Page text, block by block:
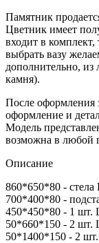
Памятник
Цветник имеет
входит в
выбрать вазу
дополнительно, из
камня).
После оформления
оформление и
Модель
возможна в любой
Описание
860*650*80 -
700*400*80 -
450*450*80 - 1 шт.
50*660*150 - 2 шт.
50*1400*150 - 2